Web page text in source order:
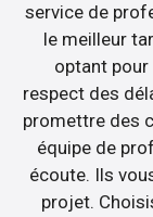
service de
le meilleur
optant
respect des
promettre des
équipe de
écoute. Ils
projet.